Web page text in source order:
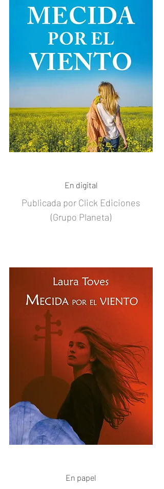
Comprar
En digital
Publicada por Click Ediciones
(Grupo Planeta)
Comprar
En papel